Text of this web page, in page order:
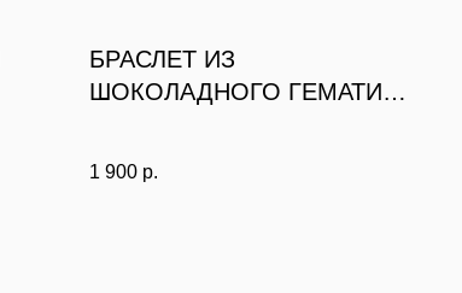
БРАСЛЕТ ИЗ
ШОКОЛАДНОГО ГЕМАТИТА
1 900 р.